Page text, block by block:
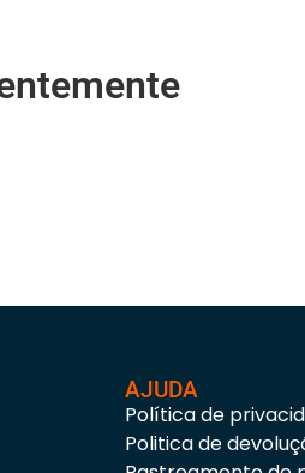
AJUDA
Política de
Politica de